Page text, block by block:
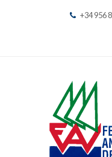
+34 956